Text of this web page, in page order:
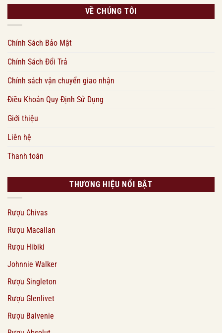
VỀ CHÚNG TÔI
Chính Sách Bảo Mật
Chính Sách Đổi Trả
Chính sách vận chuyển giao nhận
Điều Khoản Quy Định Sử Dụng
Giới thiệu
Liên hệ
Thanh toán
THƯƠNG HIỆU NỔI BẬT
Rượu Chivas
Rượu Macallan
Rượu Hibiki
Johnnie Walker
Rượu Singleton
Rượu Glenlivet
Rượu Balvenie